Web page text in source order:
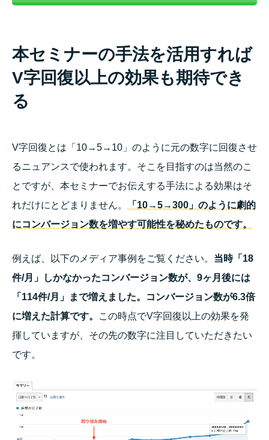
本セミナーの手法を活用すれば
V字回復以上の効果も期待でき
る
V字回復とは「10→5→10」のように元の数字に回復させ
るニュアンスで使われます。そこを目指すのは当然のこ
とですが、本セミナーでお伝えする手法による効果はそ
れだけにとどまりません。
「10→5→300」のように劇的
にコンバージョン数を増やす可能性を秘めたものです。
例えば、以下のメディア事例をご覧ください。 当時「18
件/月」しかなかったコンバージョン数が、9ヶ月後には
「114件/月」まで増えました。コンバージョン数が6.3倍
に増えた計算です。
この時点でV字回復以上の効果を発
揮していますが、その先の数字に注目していただきたい
です。